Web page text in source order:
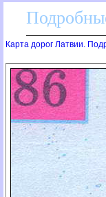
Карта дорог Латвии.